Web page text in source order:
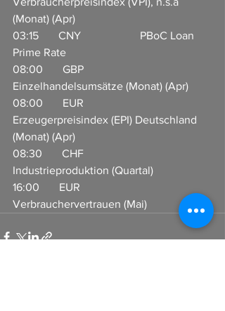
(Monat) (Apr)
03:15       CNY                     PBoC Loan
Prime Rate
08:00       GBP
Einzelhandelsumsätze (Monat) (Apr)
08:00       EUR
Erzeugerpreisindex (EPI) Deutschland
(Monat) (Apr)
08:30       CHF
Industrieproduktion (Quartal)
16:00       EUR
Verbrauchervertrauen (Mai)